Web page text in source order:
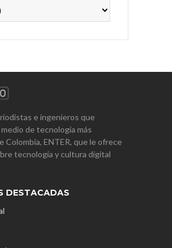
e ingenieros que
de tecnología más
Colombia, ENTER, que le ofrece
tecnología y cultura digital
DESTACADAS